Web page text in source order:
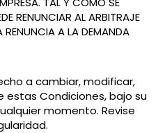
RENUNCIAR AL ARBITRAJE
RENUNCIA A LA DEMANDA
a cambiar, modificar,
estas Condiciones, bajo su
momento. Revise